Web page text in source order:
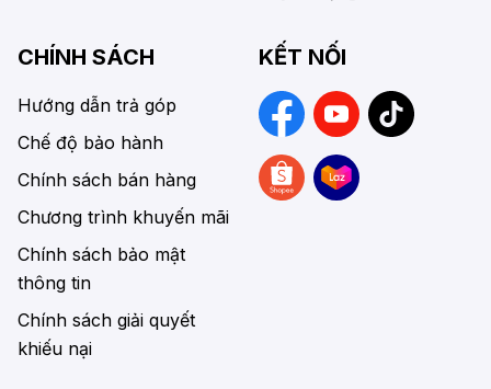
CHÍNH SÁCH
Hướng dẫn trả góp
Chế độ bảo hành
Chính sách bán hàng
Chương trình khuyến mãi
Chính sách bảo mật
thông tin
Chính sách giải quyết
khiếu nại
KẾT NỐI